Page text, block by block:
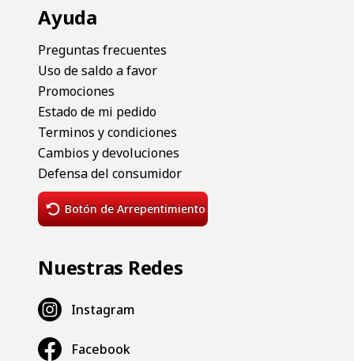
Ayuda
Preguntas frecuentes
Uso de saldo a favor
Promociones
Estado de mi pedido
Terminos y condiciones
Cambios y devoluciones
Defensa del consumidor
Botón de Arrepentimiento
Nuestras Redes
Instagram
Facebook